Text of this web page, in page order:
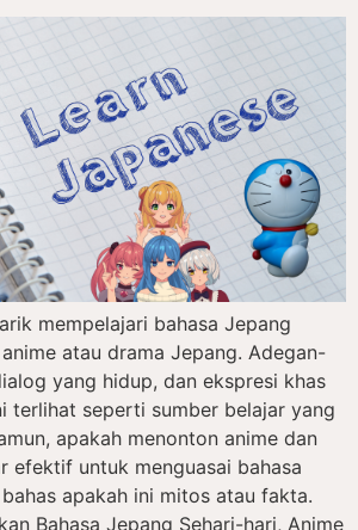
mempelajari bahasa Jepang
atau drama Jepang. Adegan-
yang hidup, dan ekspresi khas
terlihat seperti sumber belajar yang
apakah menonton anime dan
efektif untuk menguasai bahasa
apakah ini mitos atau fakta.
Bahasa Jepang Sehari-hari, Anime